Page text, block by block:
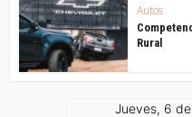
Autos
Rural
Jueves, 6